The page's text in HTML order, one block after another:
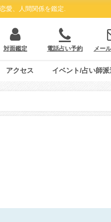
愛、人間関係を鑑定.
対面鑑定 電話占い予約 メー
アクセス イベント/占い師派